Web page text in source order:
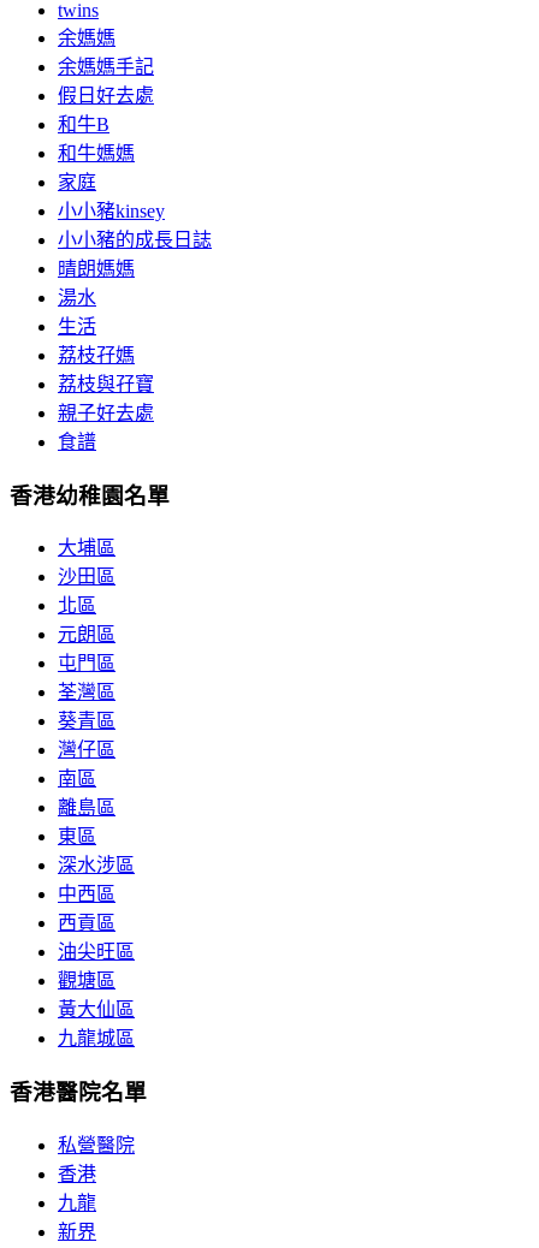
twins
余媽媽
余媽媽手記
假日好去處
和牛B
和牛媽媽
家庭
小小豬kinsey
小小豬的成長日誌
晴朗媽媽
湯水
生活
荔枝孖媽
荔枝與孖寶
親子好去處
食譜
香港幼稚園名單
大埔區
沙田區
北區
元朗區
屯門區
荃灣區
葵青區
灣仔區
南區
離島區
東區
深水涉區
中西區
西貢區
油尖旺區
觀塘區
黃大仙區
九龍城區
香港醫院名單
私營醫院
香港
九龍
新界